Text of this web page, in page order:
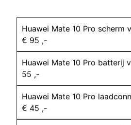
Huawei Mate 10 Pro scherm
€ 95 ,-
Huawei Mate 10 Pro batterij
55 ,-
Huawei Mate 10 Pro
€ 45 ,-